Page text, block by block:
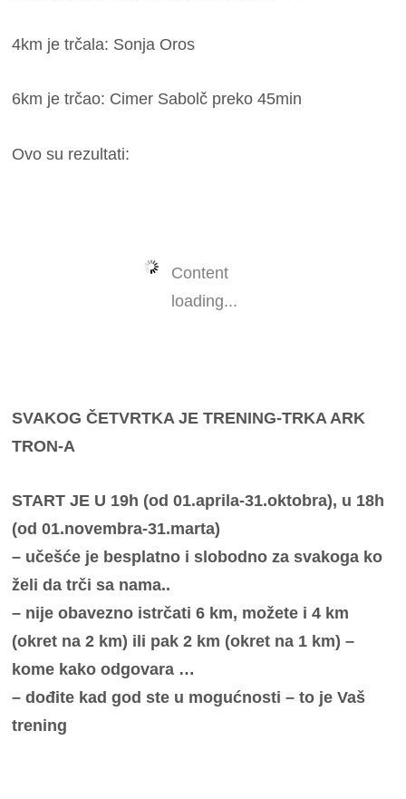
4km je trčala: Sonja Oros
6km je trčao: Cimer Sabolč preko 45min
Ovo su rezultati:
Content
loading...
SVAKOG ČETVRTKA JE TRENING-TRKA ARK
TRON-A
START JE U 19h (od 01.aprila-31.oktobra), u 18h
(od 01.novembra-31.marta)
– učešće je besplatno i slobodno za svakoga ko
želi da trči sa nama..
– nije obavezno istrčati 6 km, možete i 4 km
(okret na 2 km) ili pak 2 km (okret na 1 km) –
kome kako odgovara …
– dođite kad god ste u mogućnosti – to je Vaš
trening